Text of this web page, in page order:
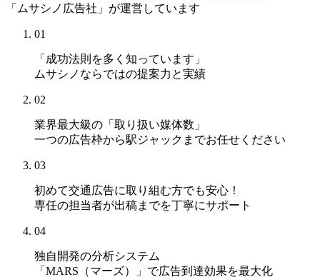
「ムサシノ広告社」が運営しています
01
「成功法則を多く知っています」
ムサシノならではの提案力と実績
02
業界最大級の「取り扱い媒体数」
一つの広告枠から駅ジャックまでお任せください
03
初めて交通広告に取り組む方でも安心！
専任の担当者が出稿までを丁寧にサポート
04
独自開発の分析システム
「MARS（マーズ）」 で広告到達効果を最大化